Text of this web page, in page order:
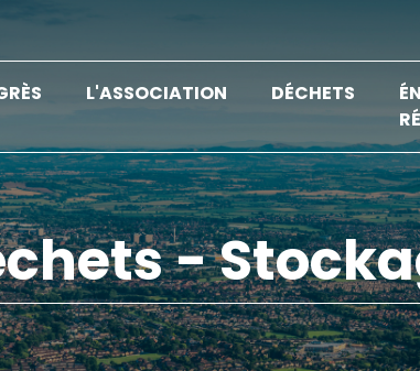
L'ASSOCIATION DÉCHETS
-